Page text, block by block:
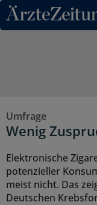
Direkt zum
Umfrage
Wenig
Elektronische
potenzieller
meist nicht. Das
Deutschen